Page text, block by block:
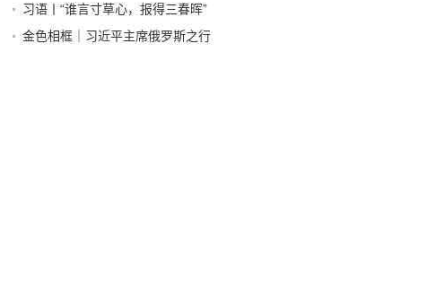
习语丨“谁言寸草心，报得三春晖”
金色相框｜习近平主席俄罗斯之行